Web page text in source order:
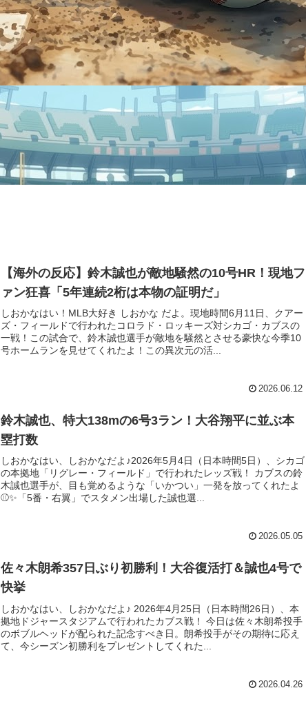
【海外の反応】鈴木誠也が敵地騒然の10号HR！現地フ
ァン狂喜「5年連続2桁は本物の証明だ」
しおかなはい！MLB大好き しおかな だよ。現地時間6月11日、クアー
ズ・フィールドで行われたコロラド・ロッキーズ対シカゴ・カブスの
一戦！この試合で、鈴木誠也選手が敵地を騒然とさせる豪快な今季10
号ホームランを見せてくれたよ！この異次元の活...
2026.06.12
鈴木誠也、特大138mの6号3ラン！大谷翔平に並ぶ本
塁打数
しおかなはい、しおかなだよ♪2026年5月4日（日本時間5日）、シカゴ
の本拠地「リグレー・フィールド」で行われたレッズ戦！ カブスの鈴
木誠也選手が、目も覚めるような「いかつい」一発を放ってくれたよ
⚾️✨「5番・右翼」でスタメン出場した誠也選...
2026.05.05
佐々木朗希357日ぶり初勝利！大谷復活打＆誠也4号で
快挙
しおかなはい、しおかなだよ♪ 2026年4月25日（日本時間26日）、本
拠地ドジャースタジアムで行われたカブス戦！ 今日は佐々木朗希投手
のボブルヘッドが配られた記念すべき日。朗希投手がその期待に応え
て、今シーズン初勝利をプレゼントしてくれた...
2026.04.26